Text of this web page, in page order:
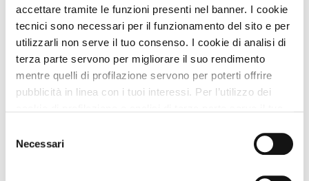
accettare tramite le funzioni presenti nel banner. I cookie
tecnici sono necessari per il funzionamento del sito e per
utilizzarli non serve il tuo consenso. I cookie di analisi di
terza parte servono per migliorare il suo rendimento
mentre quelli di profilazione servono per poterti offrire
pubblicità in linea con i tuoi interessi. Per l’utilizzo dei
senza accettare” verranno installati solo i cookie tecnici.
Cliccando il pulsante “Accetta tutto” acconsenti all’utilizzo
di tutti i cookie. Cliccando il pulsante “mostra dettagli”
delNecessari
Approvata dai Viaggiatori
Lavarone (Trento) Trentino Alto Adige
Animali Ammessi:
Servizi Speciali A DOG:
Dista 2266 mdalla Spiaggia